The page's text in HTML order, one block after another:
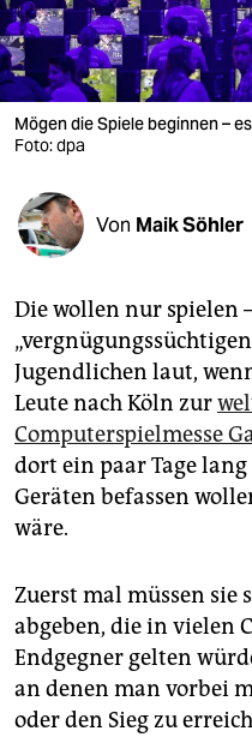
wahrheit
verlag
verlag
shop
fragen & hilfe
unterstützen
abo
genossenschaft
epaper login
Mögen die Spiele beginnen –
Foto: dpa
Von Maik Söhler
Die wollen nur spielen
Jugendlichen laut,
Leute nach Köln zur
Computerspielmesse
dort ein paar Tage
Geräten befassen
wäre.
Zuerst mal müssen sie
abgeben, die in vielen
Endgegner gelten
an denen man vorbei
oder den Sieg zu